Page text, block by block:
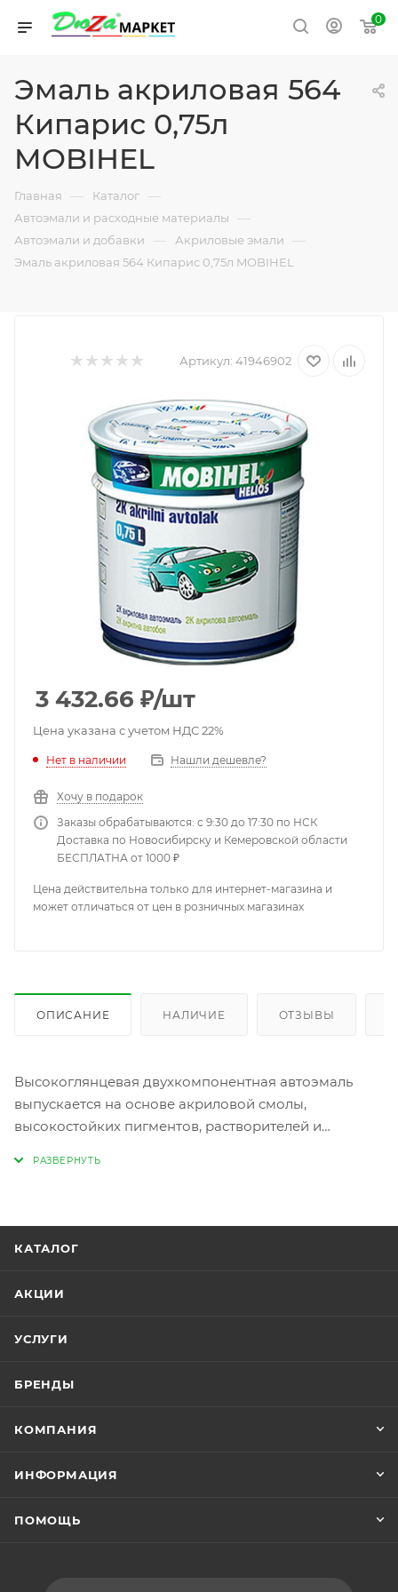
0
Эмаль акриловая 564
Кипарис 0,75л
MOBIHEL
Главная — Каталог —
Автоэмали и расходные материалы —
Автоэмали и добавки — Акриловые эмали —
Эмаль акриловая 564 Кипарис 0,75л MOBIHEL
Артикул: 41946902
3 432.66 ₽/шт
Цена указана с учетом НДС 22%
Нет в наличии Нашли дешевле?
Хочу в подарок
Заказы обрабатываются: с 9:30 до 17:30 по НСК
Доставка по Новосибирску и Кемеровской области
БЕСПЛАТНА от 1000 ₽
Цена действительна только для интернет-магазина и
может отличаться от цен в розничных магазинах
ОПИСАНИЕ НАЛИЧИЕ ОТЗЫВЫ
Высокоглянцевая двухкомпонентная автоэмаль
выпускается на основе акриловой смолы,
высокостойких пигментов, растворителей и
Цвет подбирается с помощью MOBIHEL веера
КАТАЛОГ
АКЦИИ
УСЛУГИ
БРЕНДЫ
КОМПАНИЯ
ИНФОРМАЦИЯ
ПОМОЩЬ